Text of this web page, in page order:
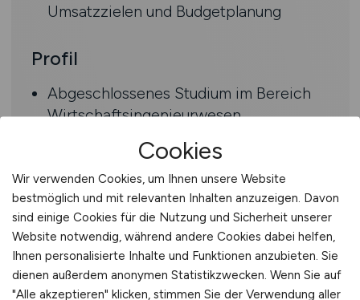
Umsatzzielen und Budgetplanung
Profil
Abgeschlossenes Studium im Bereich
Wirtschaftsingenieurwesen,
vergleichbare Qualifikation
Mehrjährige Berufserfahrung im
technischen Vertrieb im
Sondermaschinenbau
Idealerweise ausgeprägtes Netzwerk in
der Lebensmittelindustrie
Führungserfahrung und ausgeprägte
Cookies
Wir verwenden Cookies, um Ihnen unsere Website
bestmöglich und mit relevanten Inhalten anzuzeigen. Davon
sind einige Cookies für die Nutzung und Sicherheit unserer
Website notwendig, während andere Cookies dabei helfen,
Ihnen personalisierte Inhalte und Funktionen anzubieten. Sie
dienen außerdem anonymen Statistikzwecken. Wenn Sie auf
"Alle akzeptieren" klicken, stimmen Sie der Verwendung aller